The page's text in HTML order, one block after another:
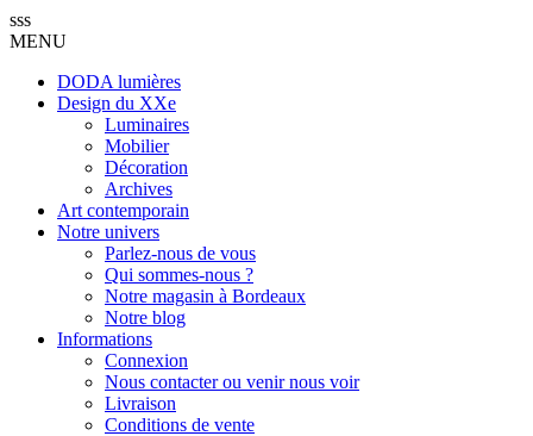
sss
MENU
DODA lumières
Design du XXe
Luminaires
Mobilier
Décoration
Archives
Art contemporain
Notre univers
Parlez-nous de vous
Qui sommes-nous ?
Notre magasin à Bordeaux
Notre blog
Informations
Connexion
Nous contacter ou venir nous voir
Livraison
Conditions de vente